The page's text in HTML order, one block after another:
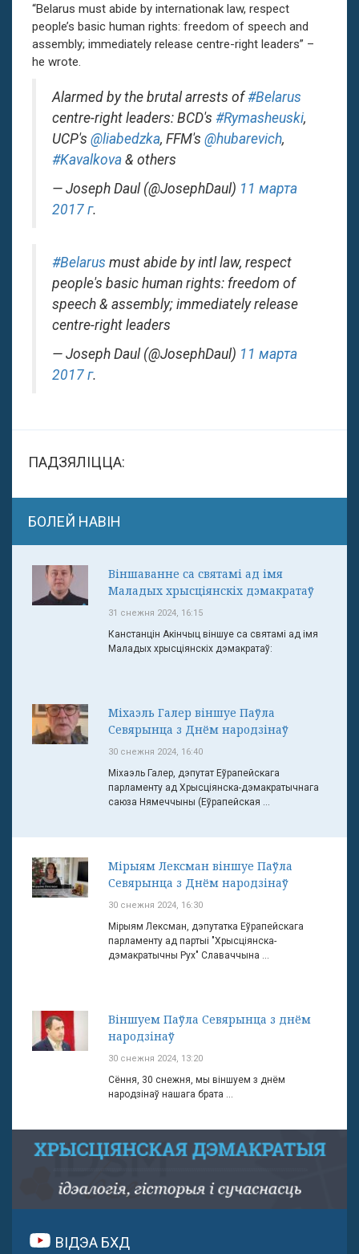
“Belarus must abide by internationak law, respect
people’s basic human rights: freedom of speech and
assembly; immediately release centre-right leaders” –
he wrote.
Alarmed by the brutal arrests of#Belarus
centre-right leaders: BCD's #Rymasheuski,
UCP's @liabedzka, FFM's @hubarevich,
#Kavalkova & others
— Joseph Daul (@JosephDaul) 11 марта
2017 г.
#Belarus must abide by intl law, respect
people's basic human rights: freedom of
speech & assembly; immediately release
centre-right leaders
— Joseph Daul (@JosephDaul) 11 марта
2017 г.
ПАДЗЯЛІЦЦА:
БОЛЕЙ НАВІН
Віншаванне са святамі ад імя
Маладых хрысціянскіх дэмакратаў
31 снежня 2024, 16:15
Канстанцін Акінчыц віншуе са святамі ад імя
Маладых хрысціянскіх дэмакратаў:
Міхаэль Галер віншуе Паўла
Севярынца з Днём народзінаў
30 снежня 2024, 16:40
Міхаэль Галер, дэпутат Еўрапейскага
парламенту ад Хрысціянска-дэмакратычнага
саюза Нямеччыны (Еўрапейская ...
Мірыям Лексман віншуе Паўла
Севярынца з Днём народзінаў
30 снежня 2024, 16:30
Мірыям Лексман, дэпутатка Еўрапейскага
парламенту ад партыі "Хрысціянска-
дэмакратычны Рух" Славаччына ...
Віншуем Паўла Севярынца з днём
народзінаў
30 снежня 2024, 13:20
Сёння, 30 снежня, мы віншуем з днём
народзінаў нашага брата ...
ВІДЭА БХД